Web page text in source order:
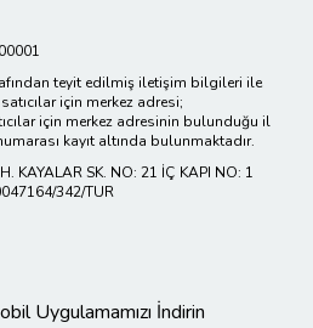
teyit edilmiş iletişim bilgileri ile
için merkez adresi;
için merkez adresinin bulunduğu il
kayıt altında bulunmaktadır.
KAYALAR SK. NO: 21 İÇ KAPI NO: 1
342/TUR
Uygulamamızı İndirin